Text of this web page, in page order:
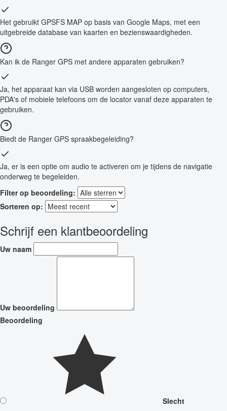
Het gebruikt GPSFS MAP op basis van Google Maps, met een
uitgebreide database van kaarten en bezienswaardigheden.
Kan ik de Ranger GPS met andere apparaten gebruiken?
Ja, het apparaat kan via USB worden aangesloten op computers,
PDA's of mobiele telefoons om de locator vanaf deze apparaten te
gebruiken.
Biedt de Ranger GPS spraakbegeleiding?
Ja, er is een optie om audio te activeren om je tijdens de navigatie
onderweg te begeleiden.
Filter op beoordeling:
Sorteren op:
Schrijf een klantbeoordeling
Uw naam
Uw beoordeling
Beoordeling
Slecht